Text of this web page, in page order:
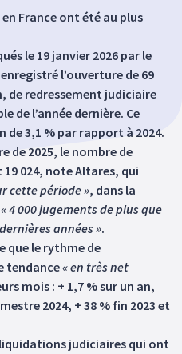
France ont été au plus
le 19 janvier 2026 par le
l’ouverture de 69
de redressement judiciaire
de l’année dernière. Ce
3,1 % par rapport à 2024.
de 2025, le nombre de
024, note Altares, qui
cette période », dans la
« 4 000 jugements de plus que
années ».
que le rythme de
tendance« en très net
mois : + 1,7 % sur un an,
2024, + 38 % fin 2023 et
judiciaires qui ont